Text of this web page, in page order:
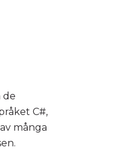
de
C#,
många